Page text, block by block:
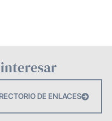
DE ENLACES